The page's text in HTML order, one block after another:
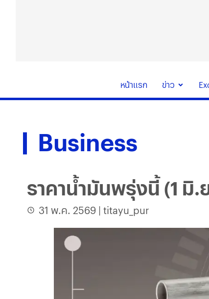
หน้าแรก ข่าว
Business
ราคาน้ำมันพรุ่งนี้ (1 มิ
31 พ.ค. 2569 | titayu_pur